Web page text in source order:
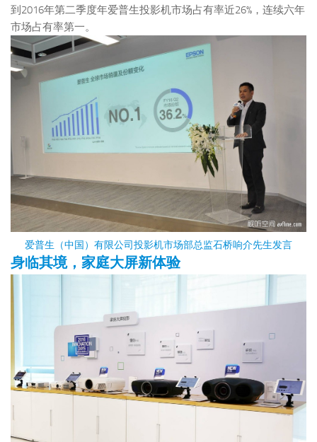
到2016年第二季度年爱普生投影机市场占有率近26%，连续六年
市场占有率第一。
爱普生（中国）有限公司投影机市场部总监石桥响介先生发言
身临其境，家庭大屏新体验